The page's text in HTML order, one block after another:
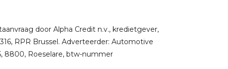
door Alpha Credit n.v., kredietgever,
RPR Brussel. Adverteerder: Automotive
8800, Roeselare, btw-nummer